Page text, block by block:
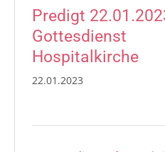
Predigt
Gottesdienst
Hospitalkirche
22.01.2023